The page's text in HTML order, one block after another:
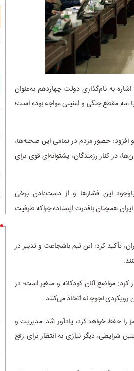
به نام‌گذاری دولت چهاردهم به‌عنوان
سه مقطع جنگی و امنیتی مواجه بوده است؛
افزود: حضور مردم در تمامی این صحنه‌ها،
در کنار رزمندگان، پشتوانه‌ای قوی برای
این فشارها و از دست‌دادن برخی
همچنان باقدرت ایستاده چراکه ظرفیت
تأکید کرد: این تیم باشجاعت و تدبیر در
مواضع آنان کودکانه و متغیر است؛ در
لجوجانه اتخاذ می‌کنند.
را حفظ خواهد کرد، یادآور شد: مدیریت و
شرایطی، دیگر نیازی به انتظار برای رفع